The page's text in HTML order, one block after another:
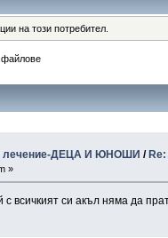
на този потребител.
файлове
лечение-ДЕЦА И ЮНОШИ /
»
с всичкият си акъл няма да